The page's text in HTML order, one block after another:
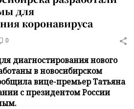
для
коронавируса
0
диагностирования нового
в новосибирском
вице-премьер Татьяна
с президентом России